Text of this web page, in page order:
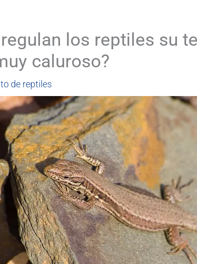
los reptiles su
caluroso?
de reptiles